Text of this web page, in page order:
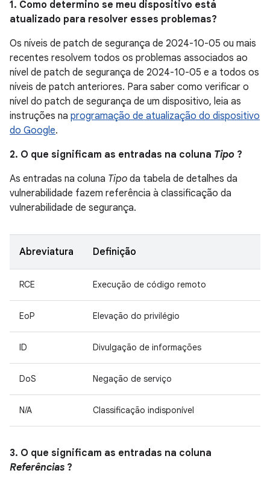
1. Como determino se meu dispositivo está
atualizado para resolver esses problemas?
Os níveis de patch de segurança de 2024-10-05 ou mais
recentes resolvem todos os problemas associados ao
nível de patch de segurança de 2024-10-05 e a todos os
níveis de patch anteriores. Para saber como verificar o
nível do patch de segurança de um dispositivo, leia as
instruções na programação de atualização do dispositivo
do Google.
2. O que significam as entradas na coluna Tipo ?
As entradas na coluna Tipo da tabela de detalhes da
vulnerabilidade fazem referência à classificação da
vulnerabilidade de segurança.
Abreviatura Definição
RCE Execução de código remoto
EoP Elevação do privilégio
ID Divulgação de informações
DoS Negação de serviço
N/A Classificação indisponível
3. O que significam as entradas na coluna
Referências ?